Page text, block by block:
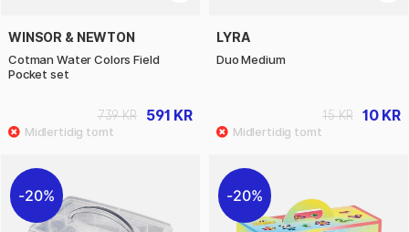
WINSOR & NEWTON
Cotman Water Colors Field
Pocket set
591 KR
739 KR
LYRA
Duo Medium
10 KR
15 KR
20% 20%